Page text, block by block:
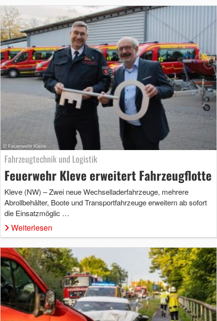
Fahrzeugtechnik und Logistik
Feuerwehr Kleve erweitert Fahrzeugflotte
Kleve (NW) – Zwei neue Wechselladerfahrzeuge, mehrere
Abrollbehälter, Boote und Transportfahrzeuge erweitern ab sofort
die Einsatzmöglic …
Weiterlesen